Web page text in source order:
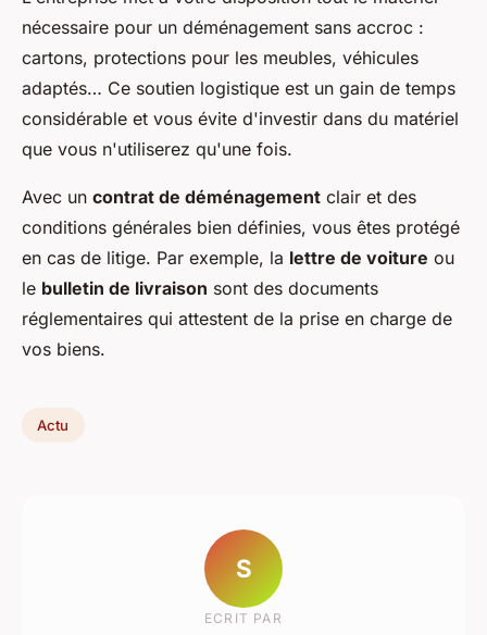
nécessaire pour un déménagement sans accroc :
cartons, protections pour les meubles, véhicules
adaptés… Ce soutien logistique est un gain de temps
considérable et vous évite d'investir dans du matériel
que vous n'utiliserez qu'une fois.
Avec un contrat de déménagement clair et des
conditions générales bien définies, vous êtes protégé
en cas de litige. Par exemple, la lettre de voiture ou
le bulletin de livraison sont des documents
réglementaires qui attestent de la prise en charge de
vos biens.
Actu
S
ECRIT PAR